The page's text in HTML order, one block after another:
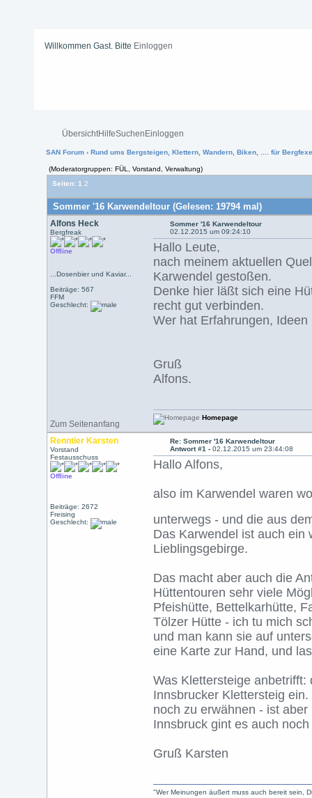
Willkommen Gast. Bitte Einloggen
ÜbersichtHilfeSuchen Einloggen
SAN Forum › Rund ums Bergsteigen, Klettern, Wandern, Biken, .... für
(Moderatorgruppen: FÜL, Vorstand, Verwaltung)
Seiten: 1 2
Sommer '16 Karwendeltour (Gelesen: 19794 mal)
Alfons Heck
Bergfreak
Offline
...Dosenbier und Kaviar...
Beiträge: 567
FFM
Geschlecht:
Sommer '16 Karwendeltour
02.12.2015 um 09:24:10
Hallo Leute,
nach meinem aktuellen
Karwendel gestoßen.
Denke hier läßt sich eine
recht gut verbinden.
Wer hat Erfahrungen, Ideen
Gruß
Alfons.
Zum Seitenanfang
Homepage
Renntier Karsten
Vorstand
Festausschuss
Offline
Beiträge: 2672
Freising
Geschlecht:
Re: Sommer '16 Karwendeltour
Antwort #1 -02.12.2015 um 23:44:08
Hallo Alfons,
also im Karwendel waren
unterwegs - und die aus
Das Karwendel ist auch ein
Lieblingsgebirge.
Das macht aber auch die
Hüttentouren sehr viele
Pfeishütte, Bettelkarhütte,
Tölzer Hütte - ich tu mich
und man kann sie auf
eine Karte zur Hand, und
Was Klettersteige
Innsbrucker Klettersteig
noch zu erwähnen - ist
Innsbruck gint es auch
Gruß Karsten
"Wer Meinungen äußert muss auch bereit sein,